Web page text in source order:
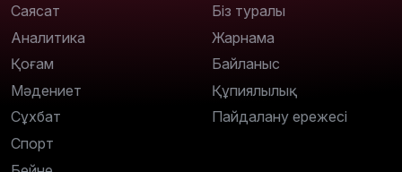
Саясат
Аналитика
Қоғам
Мәдениет
Сұхбат
Спорт
Біз туралы
Жарнама
Байланыс
Құпиялылық
Пайдалану ережесі